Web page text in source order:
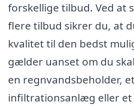
forskellige tilbud. Ved at
flere tilbud sikrer du, at
kvalitet til den bedst
gælder uanset om du
en regnvandsbeholder, et
infiltrationsanlæg eller et